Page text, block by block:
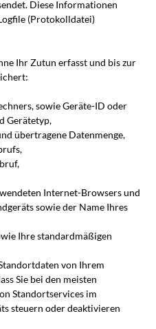
Diese Informationen
(Protokolldatei)
Ihr Zutun erfasst und bis zur
sowie Geräte-ID oder
Gerätetyp,
übertragene Datenmenge,
Internet-Browsers und
sowie der Name Ihres
Ihre standardmäßigen
von Ihrem
Sie bei den meisten
Standortservices im
steuern oder deaktivieren